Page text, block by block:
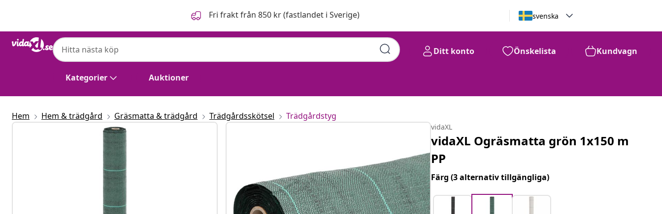
Fri frakt från 850 kr (fastlandet i Sverige) svenska
Kategorier Auktioner
Ditt konto Önskelista Kundvagn
Hem Hem & trädgård Gräsmatta & trädgård Trädgårdsskötsel Trädgårdstyg
vidaXL
vidaXL Ogräsmatta grön 1x150 m
PP
Färg(3 alternativ tillgängliga)